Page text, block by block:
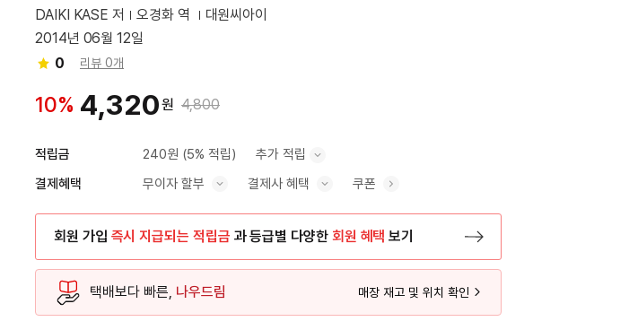
DAIKI KASE 저 오경화 역
대원씨아이
2014년 06월 12일
0
리뷰 0개
10% 4,320원 4,800
적립금 240원 (5% 적립) 추가 적립
결제혜택 무이자 할부 결제사 혜택 쿠폰
회원 가입 즉시 지급되는 적립금 과 등급별 다양한 회원 혜택 보기
택배보다 빠른, 나우드림 매장 재고 및 위치 확인